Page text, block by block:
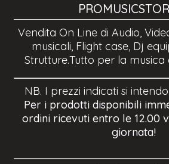
Vendita On Line di Audio,
musicali, Flight case, Dj
Strutture.Tutto per la
NB. I prezzi indicati si
Per i prodotti disponibili
ordini ricevuti entro le 12.00
giornata!